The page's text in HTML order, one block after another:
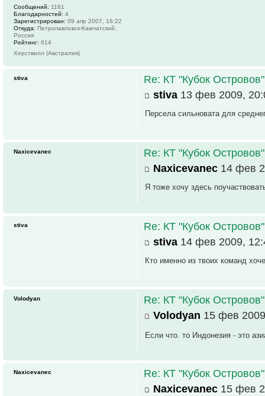
Сообщений: 1161
Благодарностей: 4
Зарегистрирован: 09 апр 2007, 16:22
Откуда: Петропавловск-Камчатский,
Россия
Рейтинг: 614
Херствилл (Австралия)
Re: КТ "Кубок
stiva 13 фев 2009,
Персела сильновата для
stiva
Re: КТ "Кубок
Naxicevanec 14 фев
Я тоже хочу здесь
Naxicevanec
Re: КТ "Кубок
stiva 14 фев 2009,
Кто именно из твоих команд
stiva
Re: КТ "Кубок
Volodyan 15 фев
Если что. то Индонезия - это
Volodyan
Re: КТ "Кубок
Naxicevanec 15 фев
Naxicevanec